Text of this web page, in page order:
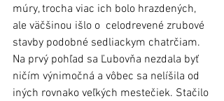
múry, trocha viac ich bolo hrazdených,
ale väčšinou išlo o  celodrevené zrubové
stavby podobné sedliackym chatrčiam.
Na prvý pohľad sa Ľubovňa nezdala byť
ničím výnimočná a vôbec sa nelíšila od
iných rovnako veľkých mestečiek. Stačilo